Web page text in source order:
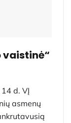
vaistinė“
d. VĮ
asmenų